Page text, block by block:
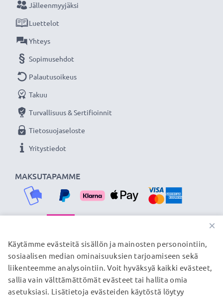
takuu!
MAKSUTAPAMME
Jälleenmyyjäksi
Luettelot
Yhteys
Sopimusehdot
Palautusoikeus
Takuu
Turvallisuus & Sertifioinnit
Tietosuojaseloste
Yritystiedot
TOIMITUSKUMPPANIMME
© subtel.fi 2026
Kaikki hinnat sisältävät arvonlisäveron, mutta ei
×
Käytämme evästeitä sisällön ja mainosten personointiin,
sosiaalisen median ominaisuuksien tarjoamiseen sekä
liikenteemme analysointiin. Voit hyväksyä kaikki evästeet,
sallia vain välttämättömät evästeet tai hallita omia
asetuksiasi. Lisätietoja evästeiden käytöstä löytyy